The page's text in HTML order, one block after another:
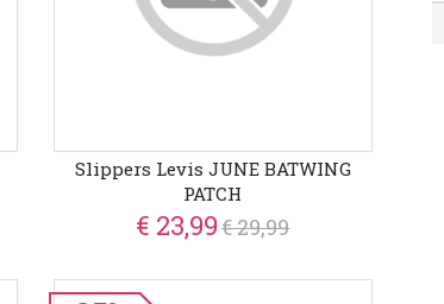
Slippers Levis JUNE BATWING
PATCH
€ 23,99€ 29,99